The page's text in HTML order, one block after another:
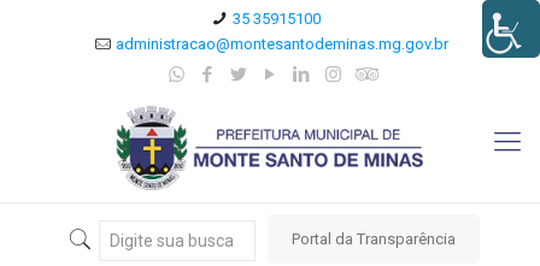
35 35915100
administracao@montesantodeminas.mg.gov.br
Portal da Transparência